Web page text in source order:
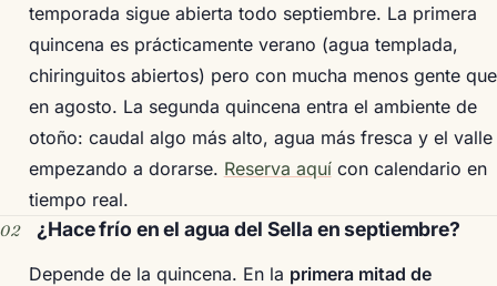
temporada sigue abierta todo septiembre. La primera
quincena es prácticamente verano (agua templada,
chiringuitos abiertos) pero con mucha menos gente que
en agosto. La segunda quincena entra el ambiente de
otoño: caudal algo más alto, agua más fresca y el valle
empezando a dorarse. Reserva aquícon calendario en
tiempo real.
¿Hace frío en el agua del Sella en septiembre?
Depende de la quincena. En la primera mitad de